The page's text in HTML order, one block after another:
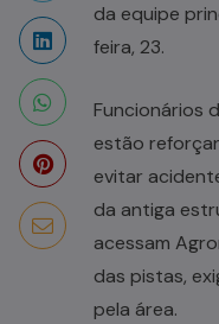
da equipe
feira, 23.
Funcionários
estão
evitar
da antiga
acessam
das pistas,
pela área.